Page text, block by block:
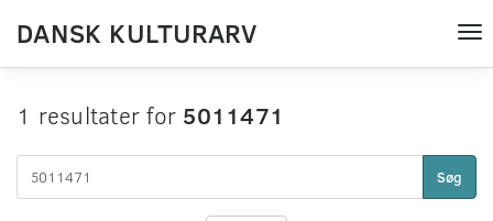
DANSK KULTURARV
1 resultater for 5011471
Søg